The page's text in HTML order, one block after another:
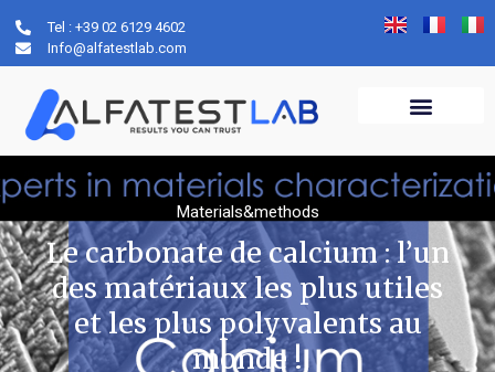
Tel : +39 02 6129 4602
Info@alfatestlab.com
Materials&methods
Le carbonate de calcium : l’un
des matériaux les plus utiles
et les plus polyvalents au
monde !